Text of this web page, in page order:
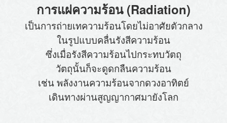
การแผ่ความร้อน (Radiation)
เป็นการถ่ายเทความร้อนโดยไม่อาศัยตัวกลาง
ในรูปแบบคลื่นรังสีความร้อน
ซึ่งเมื่อรังสีความร้อนไปกระทบวัตถุ
วัตถุนั้นก็จะดูดกลืนความร้อน
เช่น พลังงานความร้อนจากดวงอาทิตย์
เดินทางผ่านสูญญากาศมายังโลก